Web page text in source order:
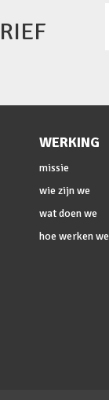
WERKING
missie
wie zijn we
wat doen we
hoe werken we